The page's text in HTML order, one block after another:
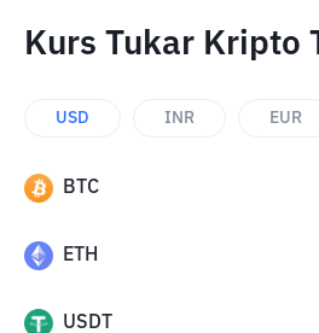
Kurs Tukar Kripto
USD INR EUR
BTC
ETH
USDT